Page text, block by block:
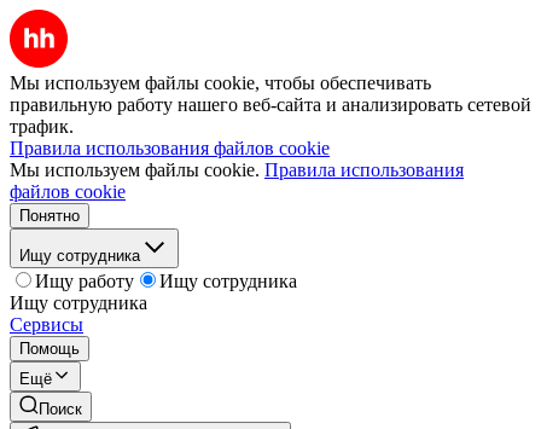
Мы используем файлы cookie, чтобы обеспечивать
правильную работу нашего веб-сайта и анализировать сетевой
трафик.
Правила использования файлов cookie
Мы используем файлы cookie. Правила использования
файлов cookie
Понятно
Ищу сотрудника
Ищу работу
Ищу сотрудника
Ищу сотрудника
Сервисы
Помощь
Ещё
Поиск